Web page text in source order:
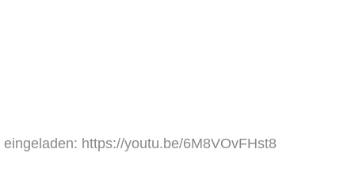
https://youtu.be/6M8VOvFHst8